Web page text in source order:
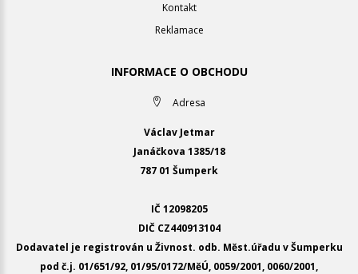
Kontakt
Reklamace
INFORMACE O OBCHODU
Adresa
Václav Jetmar
Janáčkova 1385/18
787 01 Šumperk
IČ 12098205
DIČ CZ440913104
Dodavatel je registrován u Živnost. odb. Měst.úřadu v Šumperku
pod č.j. 01/651/92, 01/95/0172/MěÚ, 0059/2001, 0060/2001,